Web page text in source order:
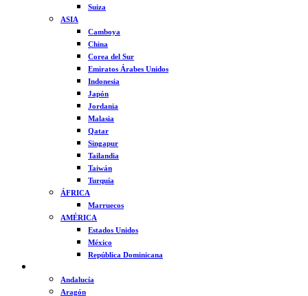
Suiza
ASIA
Camboya
China
Corea del Sur
Emiratos Árabes Unidos
Indonesia
Japón
Jordania
Malasia
Qatar
Singapur
Tailandia
Taiwán
Turquía
ÁFRICA
Marruecos
AMÉRICA
Estados Unidos
México
República Dominicana
Andalucía
Aragón